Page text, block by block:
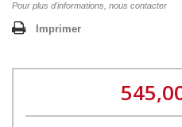
Pour plus d'informations, nous contacter
Imprimer